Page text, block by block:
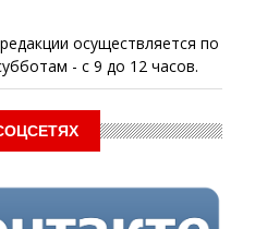
осуществляется по
- с 9 до 12 часов.